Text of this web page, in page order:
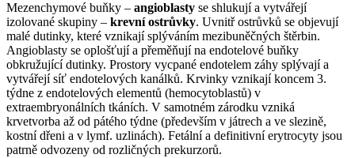
Mezenchymové buňky – angioblasty se shlukují a vytvářejí
izolované skupiny – krevní ostrůvky. Uvnitř ostrůvků se objevují
malé dutinky, které vznikají splýváním mezibuněčných štěrbin.
Angioblasty se oplošťují a přeměňují na endotelové buňky
obkružující dutinky. Prostory vycpané endotelem záhy splývají a
vytvářejí síť endotelových kanálků. Krvinky vznikají koncem 3.
týdne z endotelových elementů (hemocytoblastů) v
extraembryonálních tkáních. V samotném zárodku vzniká
krvetvorba až od pátého týdne (především v játrech a ve slezině,
kostní dřeni a v lymf. uzlinách). Fetální a definitivní erytrocyty jsou
patrně odvozeny od rozličných prekurzorů.